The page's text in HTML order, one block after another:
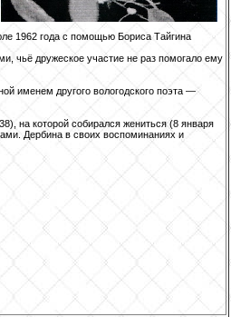
1962 года с помощью Бориса Тайгина
чьё дружеское участие не раз помогало ему
именем другого вологодского поэта —
на которой собирался жениться (8 января
Дербина в своих воспоминаниях и